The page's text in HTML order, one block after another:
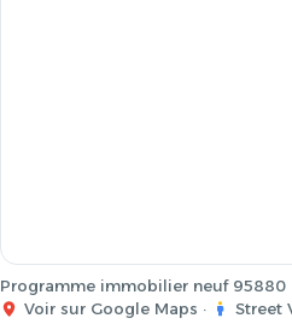
Programme immobilier neuf 95880
Voir sur Google Maps · Street